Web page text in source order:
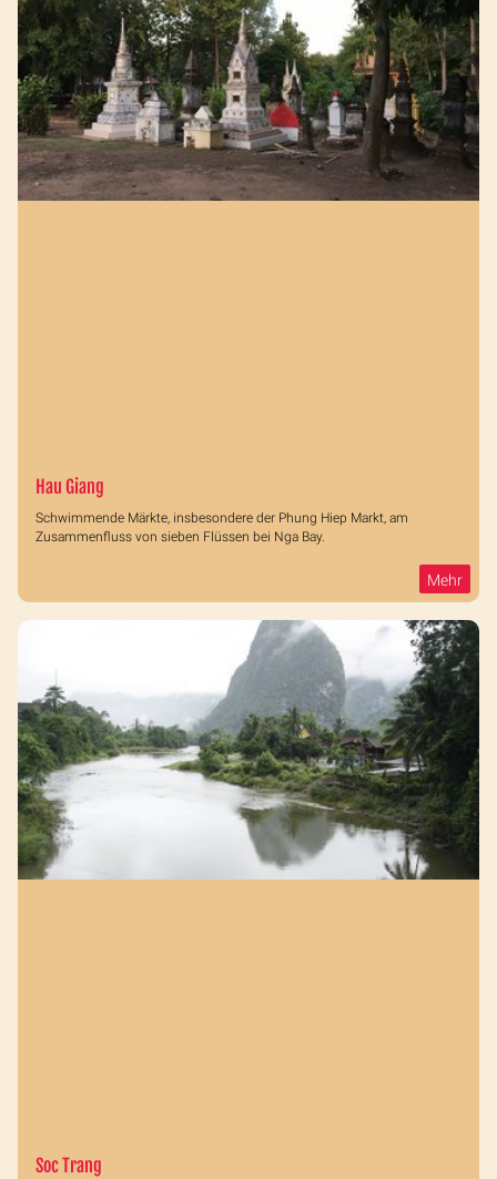
Hau Giang
Schwimmende Märkte, insbesondere der Phung Hiep Markt, am
Zusammenfluss von sieben Flüssen bei Nga Bay.
Mehr
Soc Trang